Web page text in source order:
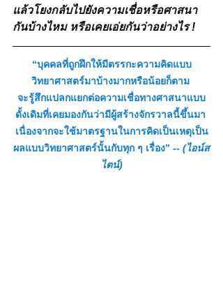
แล้วโยงกลับไปยังความเชื่อหรือศาสนา
กันบ้างไหม หรือเคยเอ่ยกันว่าอย่างไร !
“บุคคลที่ถูกฝึกให้มีตรรกะความคิดแบบ
วิทยาศาสตร์มาบ้างมากหรือน้อยก็ตาม
จะรู้สึกแปลกแยกต่อความเชื่อทางศาสนาแบบ
ดั้งเดิมที่เคยมองกันว่ามีผู้สร้างจักรวาลนี้ขึ้นมา
เนื่องจากจะใช้มาตรฐานในการคิดเป็นเหตุเป็น
ผลแบบวิทยาศาสตร์นั้นกับทุก ๆ เรื่อง” -- (ไอน์ส
ไตน์)